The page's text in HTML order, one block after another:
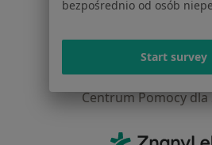
Dla placówek
Noa Notes
Baza
Centrum Pomocy dla
bezpośrednio od osób
Start survey